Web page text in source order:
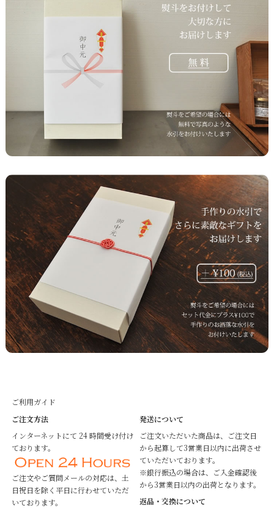
ご利用ガイド
ご注文方法
インターネットにて 24 時間受け付け
ております。
ご注文やご質問メールの対応は、土
日祝日を除く平日に行わせていただ
いております。
発送について
ご注文いただいた商品は、ご注文日
から起算して3営業日以内に出荷させ
ていただいております。
※銀行振込の場合は、ご入金確認後
から3営業日以内の出荷となります。
返品・交換について